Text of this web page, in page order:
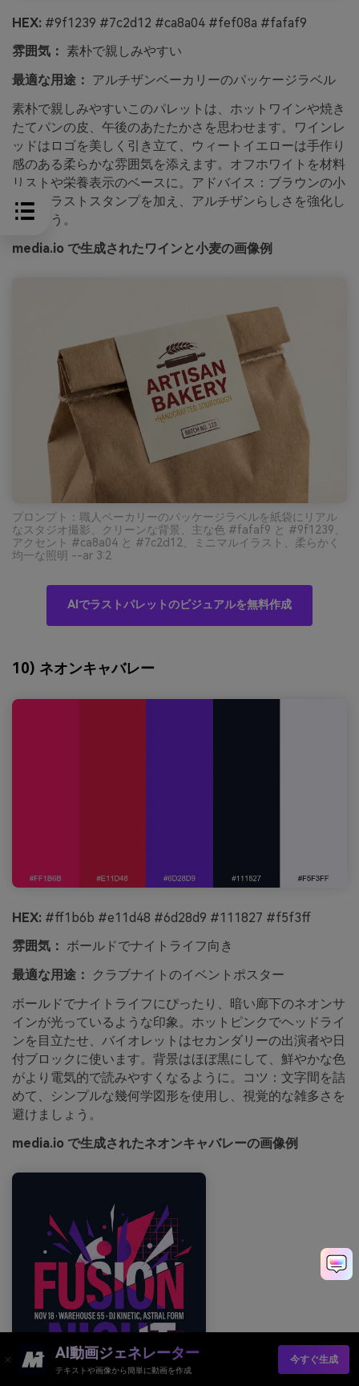
HEX: #9f1239 #7c2d12 #ca8a04 #fef08a #fafaf9
雰囲気： 素朴で親しみやすい
最適な用途： アルチザンベーカリーのパッケージラベル
素朴で親しみやすいこのパレットは、ホットワインや焼き
たてパンの皮、午後のあたたかさを思わせます。ワインレ
ッドはロゴを美しく引き立て、ウィートイエローは手作り
感のある柔らかな雰囲気を添えます。オフホワイトを材料
リストや栄養表示のベースに。アドバイス：ブラウンの小
さなイラストスタンプを加え、アルチザンらしさを強化し
ましょう。
media.io で生成されたワインと小麦の画像例
プロンプト：職人ベーカリーのパッケージラベルを紙袋にリアル
なスタジオ撮影、クリーンな背景、主な色 #fafaf9 と #9f1239、
アクセント #ca8a04 と #7c2d12、ミニマルイラスト、柔らかく
均一な照明 --ar 3:2
AIでラストパレットのビジュアルを無料作成
10) ネオンキャバレー
HEX: #ff1b6b #e11d48 #6d28d9 #111827 #f5f3ff
雰囲気： ボールドでナイトライフ向き
最適な用途：
クラブナイトのイベントポスター
ボールドでナイトライフにぴったり、暗い廊下のネオンサ
インが光っているような印象。ホットピンクでヘッドライ
ンを目立たせ、バイオレットはセカンダリーの出演者や日
付ブロックに使います。背景はほぼ黒にして、鮮やかな色
がより電気的で読みやすくなるように。コツ：文字間を詰
めて、シンプルな幾何学図形を使用し、視覚的な雑多さを
避けましょう。
media.io で生成されたネオンキャバレーの画像例
AI動画ジェネレーター
テキストや画像から簡単に動画を作成
今すぐ生成